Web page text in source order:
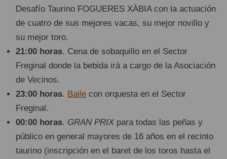
Desafío Taurino FOGUERES XÀBIA con la actuación
de cuatro de sus mejores vacas, su mejor novillo y
su mejor toro.
21:00 horas. Cena de sobaquillo en el Sector
Freginal donde la bebida irá a cargo de la Asociación
de Vecinos.
23:00 horas. Baile con orquesta en el Sector
Freginal.
00:00 horas. GRAN PRIXpara todas las peñas y
público en general mayores de 16 años en el recinto
taurino (inscripción en el baret de los toros hasta el